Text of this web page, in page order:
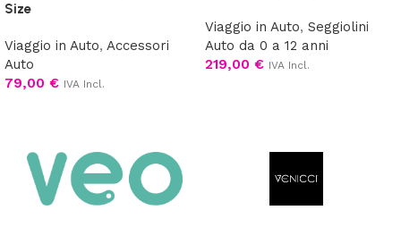
Size
Viaggio in Auto, Accessori
Auto
79,00 € IVA Incl.
Viaggio in Auto, Seggiolini
Auto da 0 a 12 anni
219,00 € IVA Incl.